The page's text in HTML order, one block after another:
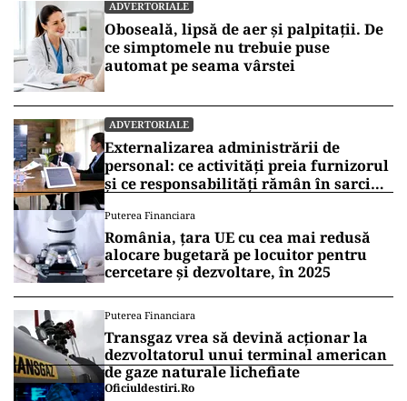
ADVERTORIALE
Oboseală, lipsă de aer și palpitații. De
ce simptomele nu trebuie puse
automat pe seama vârstei
ADVERTORIALE
Externalizarea administrării de
personal: ce activități preia furnizorul
și ce responsabilități rămân în sarcina
Puterea Financiara
România, țara UE cu cea mai redusă
alocare bugetară pe locuitor pentru
cercetare și dezvoltare, în 2025
Puterea Financiara
Transgaz vrea să devină acționar la
dezvoltatorul unui terminal american
de gaze naturale lichefiate
Oficiuldestiri.ro